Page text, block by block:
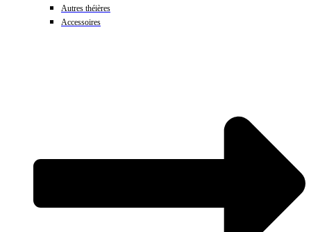
Autres théières
Accessoires